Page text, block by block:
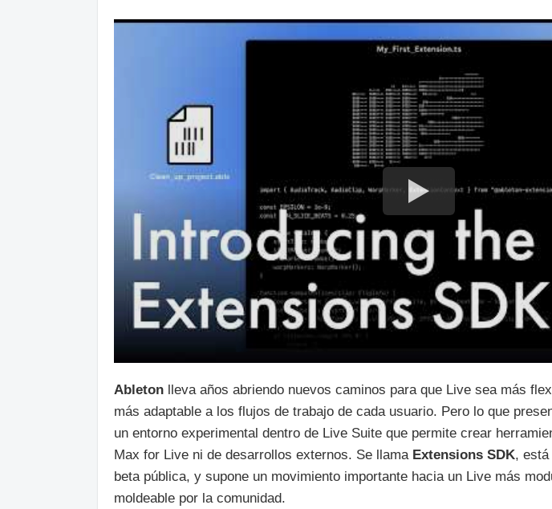
Ableton lleva años abriendo nuevos caminos para que Live sea más
más adaptable a los flujos de trabajo de cada usuario. Pero lo que
un entorno experimental dentro de Live Suite que permite crear
Max for Live ni de desarrollos externos. Se llama Extensions SDK, está
beta pública, y supone un movimiento importante hacia un Live más
moldeable por la comunidad.